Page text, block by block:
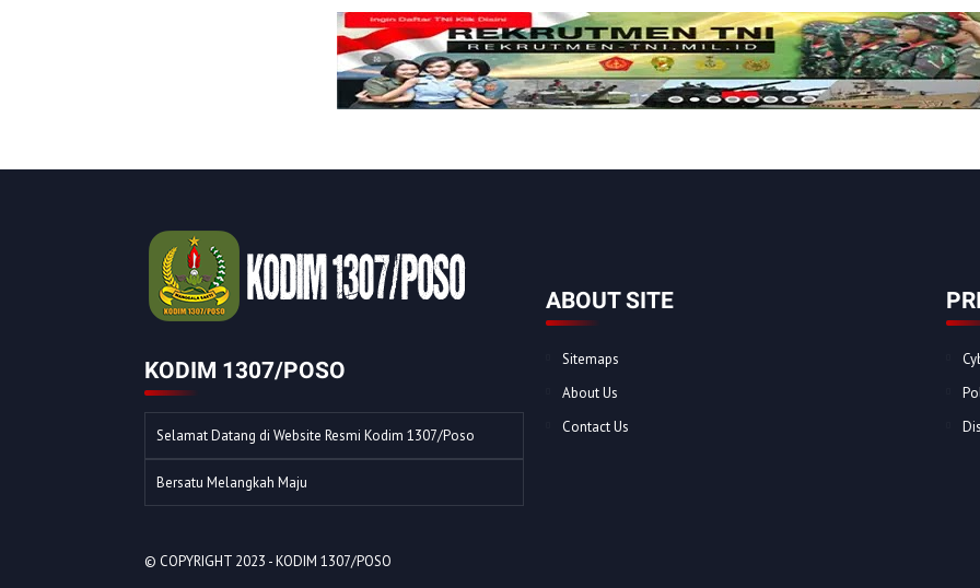
KODIM 1307/POSO
Selamat Datang di Website Resmi Kodim 1307/Poso
Bersatu Melangkah Maju
ABOUT SITE
Sitemaps
About Us
Contact Us
© COPYRIGHT 2023 -KODIM 1307/POSO